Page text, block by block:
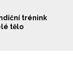
trénink
tělo